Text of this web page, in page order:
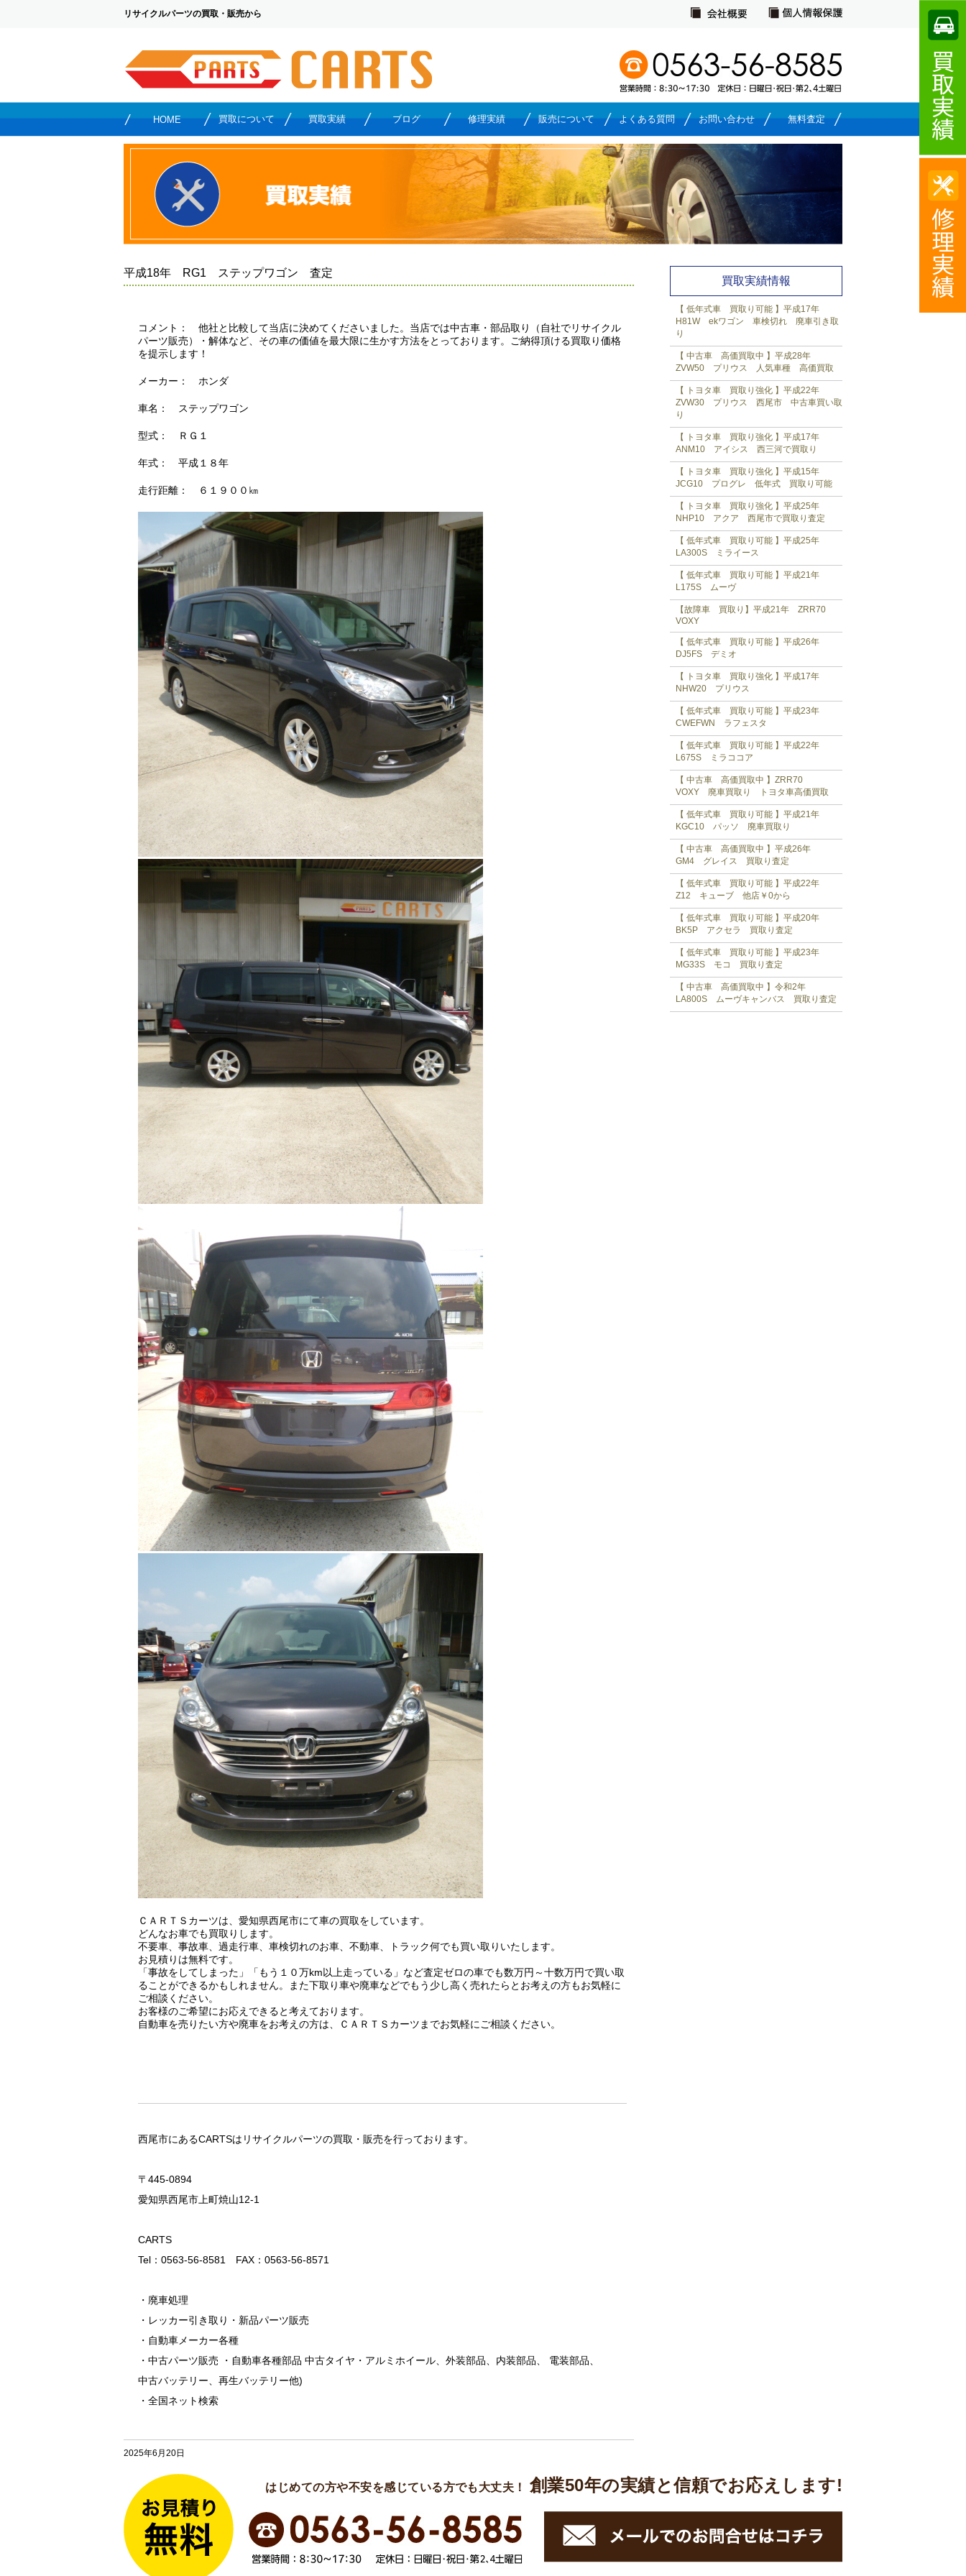
リサイクルパーツの買取・販売から
HOME 買取について 買取実績 ブログ 修理実績 販売について よくある質問 お問い合わせ 無料査定
買取実績一覧
平成18年 RG1 ステップワゴン 査定
コメント： 他社と比較して当店に決めてくださいました。当店では中古車・部品取り（自社でリサイクル
パーツ販売）・解体など、その車の価値を最大限に生かす方法をとっております。ご納得頂ける買取り価格
を提示します！
メーカー： ホンダ
車名： ステップワゴン
型式： ＲＧ１
年式： 平成１８年
走行距離： ６１９００㎞
ＣＡＲＴＳカーツは、愛知県西尾市にて車の買取をしています。
どんなお車でも買取りします。
不要車、事故車、過走行車、車検切れのお車、不動車、トラック何でも買い取りいたします。
お見積りは無料です。
「事故をしてしまった」「もう１０万km以上走っている」など査定ゼロの車でも数万円～十数万円で買い取
ることができるかもしれません。また下取り車や廃車などでもう少し高く売れたらとお考えの方もお気軽に
ご相談ください。
お客様のご希望にお応えできると考えております。
自動車を売りたい方や廃車をお考えの方は、ＣＡＲＴＳカーツまでお気軽にご相談ください。
西尾市にあるCARTSはリサイクルパーツの買取・販売を行っております。
〒445-0894
愛知県西尾市上町焼山12-1
CARTS
Tel：0563-56-8581 FAX：0563-56-8571
・廃車処理
・レッカー引き取り・新品パーツ販売
・自動車メーカー各種
・中古パーツ販売 ・自動車各種部品 中古タイヤ・アルミホイール、外装部品、内装部品、 電装部品、
中古バッテリー、再生バッテリー他)
・全国ネット検索
2025年6月20日
買取実績情報
【 低年式車 買取り可能 】平成17年
H81W ekワゴン 車検切れ 廃車引き取
り
【 中古車 高価買取中 】平成28年
ZVW50 プリウス 人気車種 高価買取
【 トヨタ車 買取り強化 】平成22年
ZVW30 プリウス 西尾市 中古車買い取
り
【 トヨタ車 買取り強化 】平成17年
ANM10 アイシス 西三河で買取り
【 トヨタ車 買取り強化 】平成15年
JCG10 プログレ 低年式 買取り可能
【 トヨタ車 買取り強化 】平成25年
NHP10 アクア 西尾市で買取り査定
【 低年式車 買取り可能 】平成25年
LA300S ミライース
【 低年式車 買取り可能 】平成21年
L175S ムーヴ
【故障車 買取り】平成21年 ZRR70
VOXY
【 低年式車 買取り可能 】平成26年
DJ5FS デミオ
【 トヨタ車 買取り強化 】平成17年
NHW20 プリウス
【 低年式車 買取り可能 】平成23年
CWEFWN ラフェスタ
【 低年式車 買取り可能 】平成22年
L675S ミラココア
【 中古車 高価買取中 】ZRR70
VOXY 廃車買取り トヨタ車高価買取
【 低年式車 買取り可能 】平成21年
KGC10 パッソ 廃車買取り
【 中古車 高価買取中 】平成26年
GM4 グレイス 買取り査定
【 低年式車 買取り可能 】平成22年
Z12 キューブ 他店￥0から
【 低年式車 買取り可能 】平成20年
BK5P アクセラ 買取り査定
【 低年式車 買取り可能 】平成23年
MG33S モコ 買取り査定
【 中古車 高価買取中 】令和2年
LA800S ムーヴキャンバス 買取り査定
はじめての方や不安を感じている方でも大丈夫！ 創業50年の実績と信頼でお応えします!